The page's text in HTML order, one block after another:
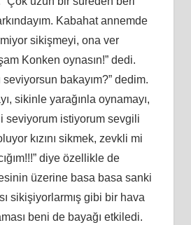
Kabahat annemde
sikişmeyi, ona ver
Konken oynasın!” dedi.
seviyorsun bakayım?” dedim.
sikinle yarağınla oynamayı,
seviyorum istiyorum sevgili
kızını sikmek, zevkli mi
diye özellikle de
üzerine basa basa sanki
sikişiyorlarmış gibi bir hava
beni de bayağı etkiledi.